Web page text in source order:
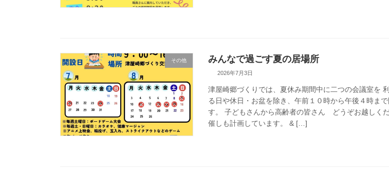
その他 みんなで過ごす夏の居場所
2026年7月3日
津屋崎郷づくりでは、夏休み期間中に二つの会議室を
る日や休日・お盆を除き、午前１０時から午後４時ま
す。 子どもさんから高齢者の皆さん どうぞお越しく
催しも計画しています。 & […]